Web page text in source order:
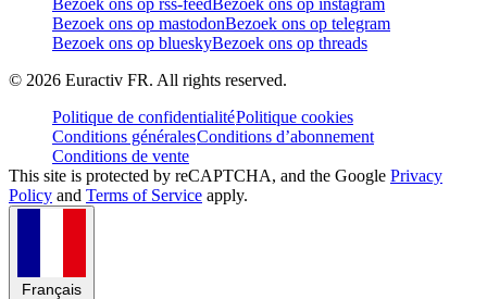
Bezoek ons op mastodonBezoek ons op telegram
Bezoek ons op blueskyBezoek ons op threads
© 2026 Euractiv FR. All rights reserved.
Politique de confidentialitéPolitique cookies
Conditions généralesConditions d’abonnement
Conditions de vente
This site is protected by reCAPTCHA, and the Google Privacy
Policy and Terms of Service apply.
Français